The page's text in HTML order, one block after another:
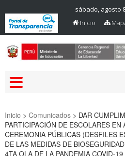
sábado, agosto
Inicio
Inicio > Comunicados > DAR
PARTICIPACIÓN DE ESCOLARES EN
CEREMONIA PÚBLICAS (DESFILES
DE LAS MEDIDAS DE
4TA OLA DE LA PANDEMIA COVID-19